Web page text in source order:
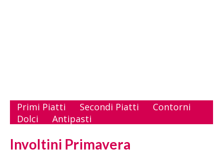
Primi Piatti Secondi Piatti
Contorni
Dolci
Antipasti
Involtini Primavera